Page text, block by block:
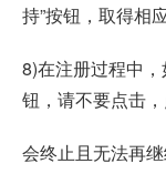
持”按钮，取得相
8)在注册过程中
钮，请不要点击
会终止且无法再继